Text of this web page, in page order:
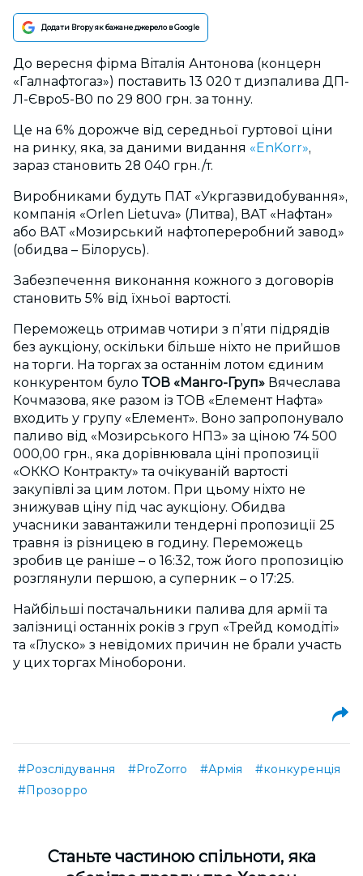
Додати Вгору як бажане джерело в Google
До вересня фірма Віталія Антонова (концерн
«Галнафтогаз») поставить 13 020 т дизпалива ДП-
Л-Євро5-В0 по 29 800 грн. за тонну.
Це на 6% дорожче від середньої гуртової ціни
на ринку, яка, за даними видання «EnKorr»,
зараз становить 28 040 грн./т.
Виробниками будуть ПАТ «Укргазвидобування»,
компанія «Orlen Lietuva» (Литва), ВАТ «Нафтан»
або ВАТ «Мозирський нафтопереробний завод»
(обидва – Білорусь).
Забезпечення виконання кожного з договорів
становить 5% від їхньої вартості.
Переможець отримав чотири з п’яти підрядів
без аукціону, оскільки більше ніхто не прийшов
на торги. На торгах за останнім лотом єдиним
конкурентом булоТОВ «Манго-Груп» Вячеслава
Кочмазова, яке разом із ТОВ «Елемент Нафта»
входить у групу «Елемент». Воно запропонувало
паливо від «Мозирського НПЗ» за ціною 74 500
000,00 грн., яка дорівнювала ціні пропозиції
«ОККО Контракту» та очікуваній вартості
закупівлі за цим лотом. При цьому ніхто не
знижував ціну під час аукціону. Обидва
учасники завантажили тендерні пропозиції 25
травня із різницею в годину. Переможець
зробив це раніше – о 16:32, тож його пропозицію
розглянули першою, а суперник – о 17:25.
Найбільші постачальники палива для армії та
залізниці останніх років з груп «Трейд комодіті»
та «Глуско» з невідомих причин не брали участь
у цих торгах Міноборони.
#Розслідування #ProZorro #Армія
#конкуренція
#Прозорро
Cтаньте частиною спільноти, яка